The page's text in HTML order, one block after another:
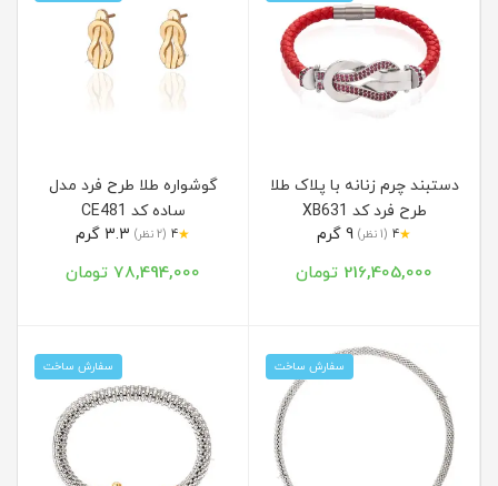
دستبند چرم زنانه با پلاک طلا
طرح فرد کد XB631
★
4 (1 نظر)
216,405,000 تومان
گوشواره طلا طرح فرد مدل
ساده کد CE481
★
4 (2 نظر)
78,494,000 تومان
سفارش ساخت سفارش ساخت